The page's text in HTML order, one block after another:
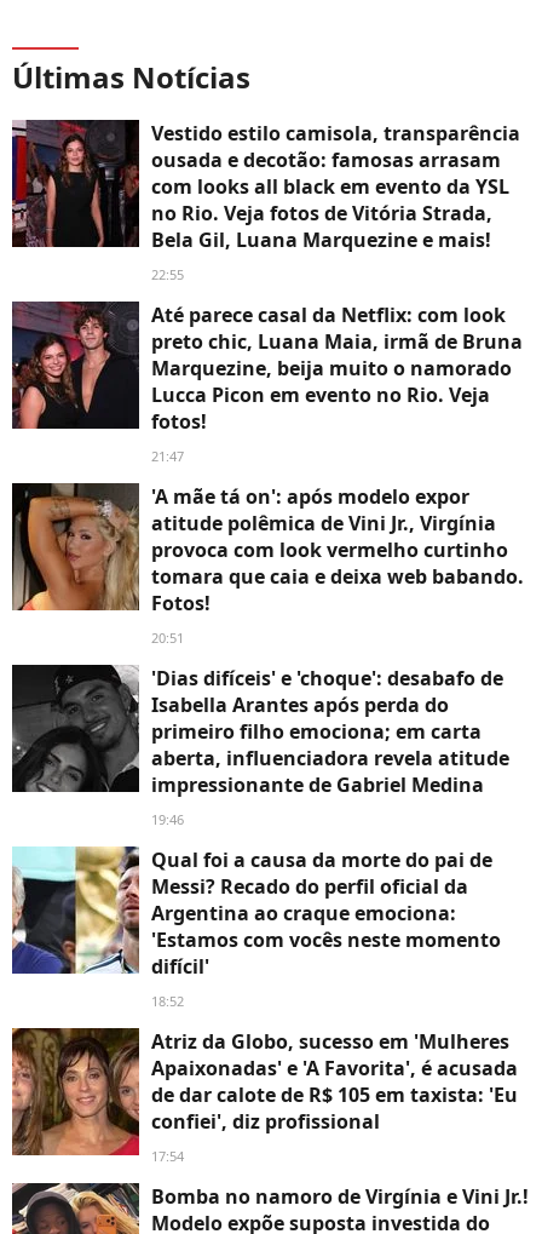
Últimas Notícias
Vestido estilo camisola, transparência
ousada e decotão: famosas arrasam
com looks all black em evento da YSL
no Rio. Veja fotos de Vitória Strada,
Bela Gil, Luana Marquezine e mais!
22:55
Até parece casal da Netflix: com look
preto chic, Luana Maia, irmã de Bruna
Marquezine, beija muito o namorado
Lucca Picon em evento no Rio. Veja
fotos!
21:47
'A mãe tá on': após modelo expor
atitude polêmica de Vini Jr., Virgínia
provoca com look vermelho curtinho
tomara que caia e deixa web babando.
Fotos!
20:51
'Dias difíceis' e 'choque': desabafo de
Isabella Arantes após perda do
primeiro filho emociona; em carta
aberta, influenciadora revela atitude
impressionante de Gabriel Medina
19:46
Qual foi a causa da morte do pai de
Messi? Recado do perfil oficial da
Argentina ao craque emociona:
'Estamos com vocês neste momento
difícil'
18:52
Atriz da Globo, sucesso em 'Mulheres
Apaixonadas' e 'A Favorita', é acusada
de dar calote de R$ 105 em taxista: 'Eu
confiei', diz profissional
17:54
Bomba no namoro de Virgínia e Vini Jr.!
Modelo expõe suposta investida do